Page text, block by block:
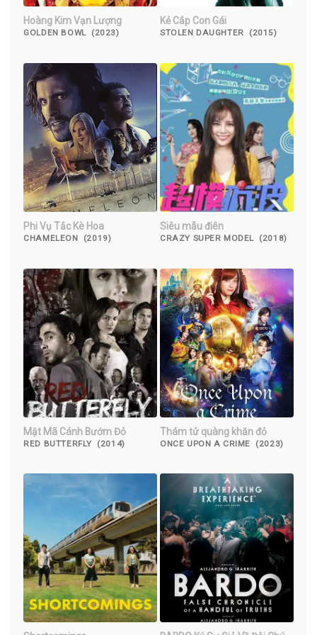
Hoàng Kim Vạn Lượng
GOLDEN BOWL (2023)
Kẻ Cắp Con Gái
STOLEN DAUGHTER (2015)
Phi Vụ Tắc Kè Hoa
CHAMELEON (2019)
Siêu mẫu điên
CRAZY SUPER MODEL (2018)
Mật Mã Cánh Bướm Đỏ
RED BUTTERFLY (2014)
Thám tử quàng khăn đỏ
ONCE UPON A CRIME (2023)